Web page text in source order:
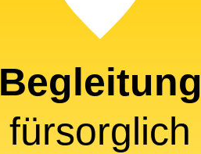
Begleitung
fürsorglich